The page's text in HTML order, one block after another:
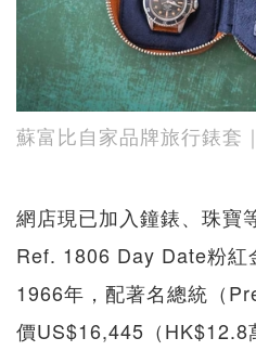
蘇富比自家品牌旅行錶套
網店現已加入鐘錶、珠寶
Ref. 1806 Day Date粉紅
1966年，配著名總統（
價US$16,445（HK$12.8